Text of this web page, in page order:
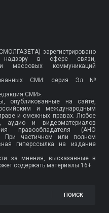
зарегистрировано
в сфере связи,
массовых коммуникаций
СМИ: серия Эл №
СМИ».
опубликованные на сайте,
и международным
и смежных правах. Любое
аудио и видеоматериалов
правообладателя (АНО
При частичном или полном
гиперссылка на издание
за мнения, высказанные в
содержать материалы 16+.
ПОИСК